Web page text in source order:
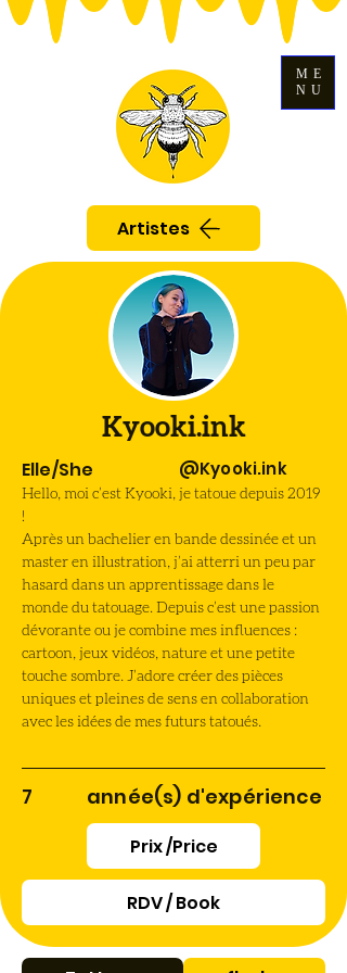
ME
NU
Artistes
Kyooki.ink
Elle/She @Kyooki.ink
Hello, moi c’est Kyooki, je tatoue depuis 2019
!
Après un bachelier en bande dessinée et un
master en illustration, j’ai atterri un peu par
hasard dans un apprentissage dans le
monde du tatouage. Depuis c’est une passion
dévorante ou je combine mes influences :
cartoon, jeux vidéos, nature et une petite
touche sombre. J’adore créer des pièces
uniques et pleines de sens en collaboration
avec les idées de mes futurs tatoués.
7 année(s) d'expérience
Prix /Price
RDV / Book